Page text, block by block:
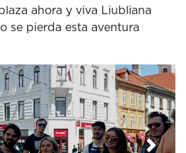
ahora y viva Liubliana
se pierda esta aventura